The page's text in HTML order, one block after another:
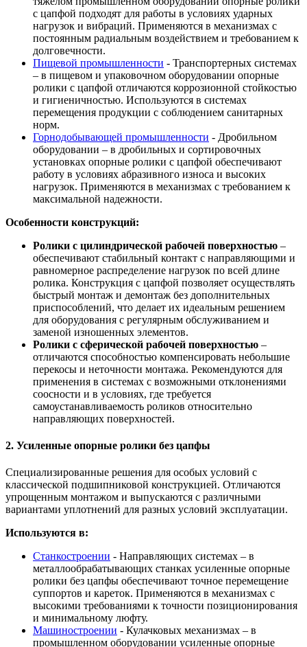
с цапфой подходят для работы в условиях ударных
нагрузок и вибраций. Применяются в механизмах с
постоянным радиальным воздействием и требованием к
долговечности.
Пищевой промышленности - Транспортерных системах
– в пищевом и упаковочном оборудовании опорные
ролики с цапфой отличаются коррозионной стойкостью
и гигиеничностью. Используются в системах
перемещения продукции с соблюдением санитарных
норм.
Горнодобывающей промышленности - Дробильном
оборудовании – в дробильных и сортировочных
установках опорные ролики с цапфой обеспечивают
работу в условиях абразивного износа и высоких
нагрузок. Применяются в механизмах с требованием к
максимальной надежности.
Особенности конструкций:
Ролики с цилиндрической рабочей поверхностью –
обеспечивают стабильный контакт с направляющими и
равномерное распределение нагрузок по всей длине
ролика. Конструкция с цапфой позволяет осуществлять
быстрый монтаж и демонтаж без дополнительных
приспособлений, что делает их идеальным решением
для оборудования с регулярным обслуживанием и
заменой изношенных элементов.
Ролики с сферической рабочей поверхностью –
отличаются способностью компенсировать небольшие
перекосы и неточности монтажа. Рекомендуются для
применения в системах с возможными отклонениями
соосности и в условиях, где требуется
самоустанавливаемость роликов относительно
направляющих поверхностей.
2. Усиленные опорные ролики без цапфы
Специализированные решения для особых условий с
классической подшипниковой конструкцией. Отличаются
упрощенным монтажом и выпускаются с различными
вариантами уплотнений для разных условий эксплуатации.
Используются в:
Станкостроении - Направляющих системах – в
металлообрабатывающих станках усиленные опорные
ролики без цапфы обеспечивают точное перемещение
суппортов и кареток. Применяются в механизмах с
высокими требованиями к точности позиционирования
и минимальному люфту.
Машиностроении - Кулачковых механизмах – в
промышленном оборудовании усиленные опорные